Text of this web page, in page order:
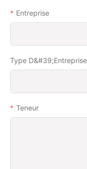
Entreprise
Type D&#39;entreprise
Teneur